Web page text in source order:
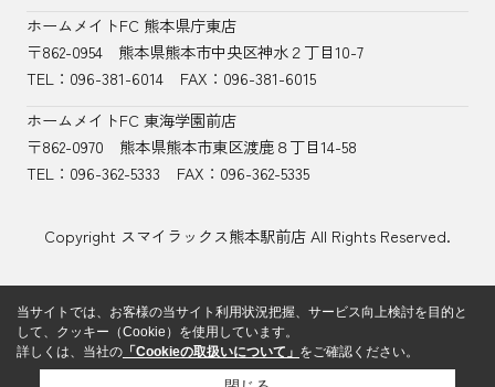
ホームメイトFC 熊本県庁東店
〒862-0954
熊本県熊本市中央区神水２丁目10-7
TEL：096-381-6014
FAX：096-381-6015
ホームメイトFC 東海学園前店
〒862-0970
熊本県熊本市東区渡鹿８丁目14-58
TEL： 096-362-5333 FAX：096-362-5335
Copyright スマイラックス熊本駅前店 All Rights Reserved.
当サイトでは、お客様の当サイト利用状況把握、サービス向上検討を目的と
して、クッキー（Cookie）を使用しています。
詳しくは、当社の 「Cookieの取扱いについて」 をご確認ください。